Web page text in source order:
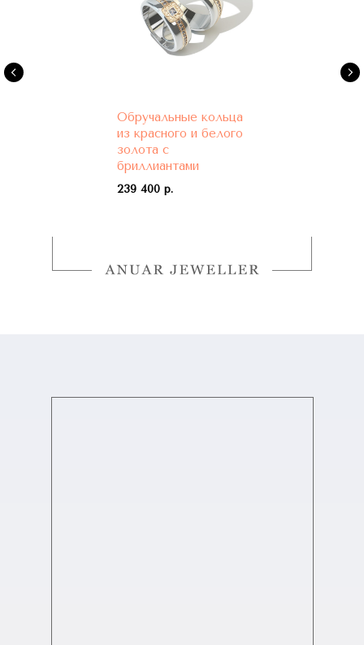
Обручальные кольца
из красного и белого
золота с
бриллиантами
239 400 р.